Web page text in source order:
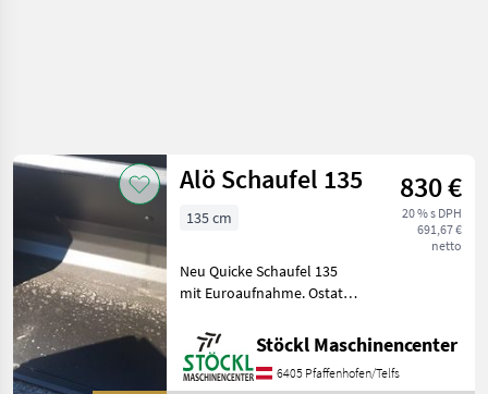
Alö Schaufel 135 830 €
20 % s DPH
691,67 €
netto
135 cm
Neu Quicke Schaufel 135
mit Euroaufnahme. Ostatné
Pracovné stroje
príveskového čelného
nakladača
Stöckl Maschinencenter
6405 Pfaffenhofen/Telfs